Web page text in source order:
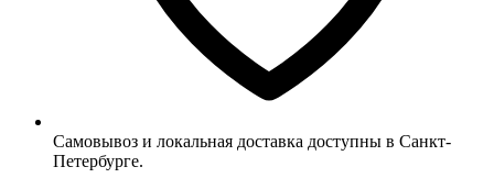
Самовывоз и локальная доставка доступны в Санкт-
Петербурге.